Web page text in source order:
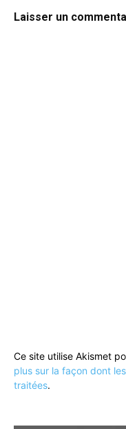
Laisser un
Ce site utilise Akismet
plus sur la façon dont
traitées.